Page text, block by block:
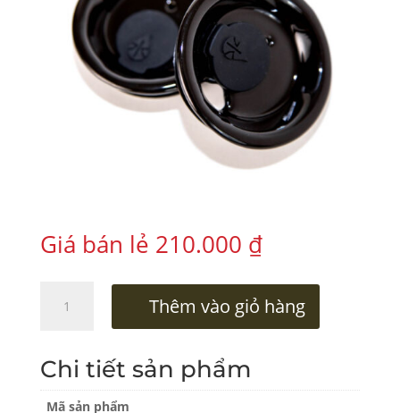
Giá bán lẻ 210.000 ₫
Sứ
Artisan
Thêm vào giỏ hàng
Chi tiết sản phẩm
Mã sản phẩm